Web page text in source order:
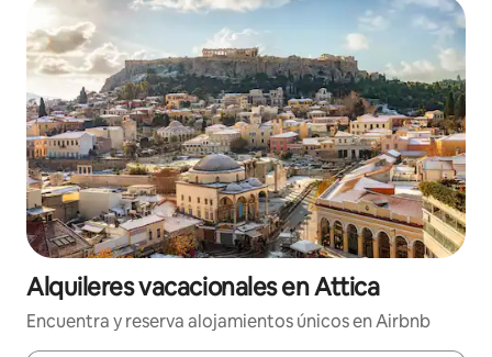
Alquileres vacacionales en Attica
Encuentra y reserva alojamientos únicos en Airbnb